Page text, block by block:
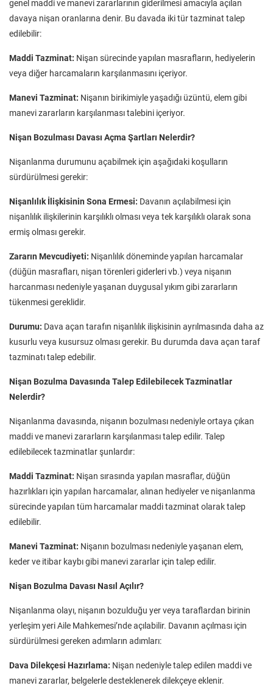
genel maddi ve manevi zararlarının giderilmesi amacıyla açılan
davaya nişan oranlarına denir. Bu davada iki tür tazminat talep
edilebilir:
Maddi Tazminat: Nişan sürecinde yapılan masrafların, hediyelerin
veya diğer harcamaların karşılanmasını içeriyor.
Manevi Tazminat: Nişanın birikimiyle yaşadığı üzüntü, elem gibi
manevi zararların karşılanması talebini içeriyor.
Nişan Bozulması Davası Açma Şartları Nelerdir?
Nişanlanma durumunu açabilmek için aşağıdaki koşulların
sürdürülmesi gerekir:
Nişanlılık İlişkisinin Sona Ermesi: Davanın açılabilmesi için
nişanlılık ilişkilerinin karşılıklı olması veya tek karşılıklı olarak sona
ermiş olması gerekir.
Zararın Mevcudiyeti: Nişanlılık döneminde yapılan harcamalar
(düğün masrafları, nişan törenleri giderleri vb.) veya nişanın
harcanması nedeniyle yaşanan duygusal yıkım gibi zararların
tükenmesi gereklidir.
Durumu: Dava açan tarafın nişanlılık ilişkisinin ayrılmasında daha az
kusurlu veya kusursuz olması gerekir. Bu durumda dava açan taraf
tazminatı talep edebilir.
Nişan Bozulma Davasında Talep Edilebilecek Tazminatlar
Nelerdir?
Nişanlanma davasında, nişanın bozulması nedeniyle ortaya çıkan
maddi ve manevi zararların karşılanması talep edilir. Talep
edilebilecek tazminatlar şunlardır:
Maddi Tazminat: Nişan sırasında yapılan masraflar, düğün
hazırlıkları için yapılan harcamalar, alınan hediyeler ve nişanlanma
sürecinde yapılan tüm harcamalar maddi tazminat olarak talep
edilebilir.
Manevi Tazminat: Nişanın bozulması nedeniyle yaşanan elem,
keder ve itibar kaybı gibi manevi zararlar için talep edilir.
Nişan Bozulma Davası Nasıl Açılır?
Nişanlanma olayı, nişanın bozulduğu yer veya taraflardan birinin
yerleşim yeri Aile Mahkemesi’nde açılabilir. Davanın açılması için
sürdürülmesi gereken adımların adımları:
Dava Dilekçesi Hazırlama: Nişan nedeniyle talep edilen maddi ve
manevi zararlar, belgelerle desteklenerek dilekçeye eklenir.